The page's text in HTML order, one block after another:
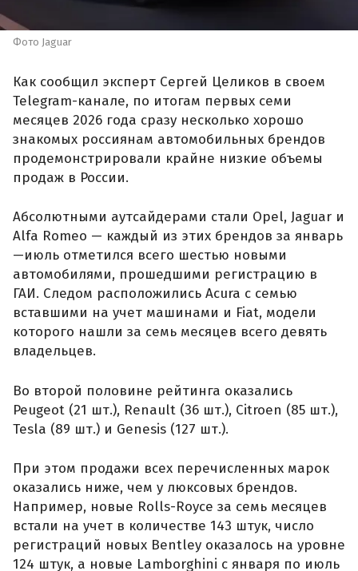
Фото Jaguar
Как сообщил эксперт Сергей Целиков в своем
Telegram-канале, по итогам первых семи
месяцев 2026 года сразу несколько хорошо
знакомых россиянам автомобильных брендов
продемонстрировали крайне низкие объемы
продаж в России.
Абсолютными аутсайдерами стали Opel, Jaguar и
Alfa Romeo — каждый из этих брендов за январь
—июль отметился всего шестью новыми
автомобилями, прошедшими регистрацию в
ГАИ. Следом расположились Acura с семью
вставшими на учет машинами и Fiat, модели
которого нашли за семь месяцев всего девять
владельцев.
Во второй половине рейтинга оказались
Peugeot (21 шт.), Renault (36 шт.), Citroen (85 шт.),
Tesla (89 шт.) и Genesis (127 шт.).
При этом продажи всех перечисленных марок
оказались ниже, чем у люксовых брендов.
Например, новые Rolls-Royce за семь месяцев
встали на учет в количестве 143 штук, число
регистраций новых Bentley оказалось на уровне
124 штук, а новые Lamborghini с января по июль